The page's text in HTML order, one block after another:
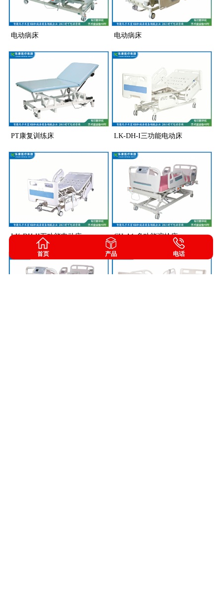
电动病床
PT康复训练床
LK-DH-II五功能电动床
电动病床
LK-DH-I三功能电动床
CH-A1 多功能溶栓床
首页 产品 电话